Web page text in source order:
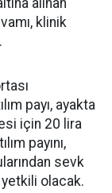
alınan
klinik
payı, ayakta
için 20 lira
payını,
sevk
yetkili olacak.